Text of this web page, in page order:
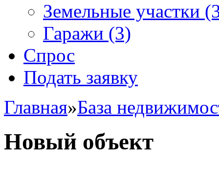
Земельные участки
Гаражи (3)
Спрос
Подать заявку
Главная»База
Новый объект